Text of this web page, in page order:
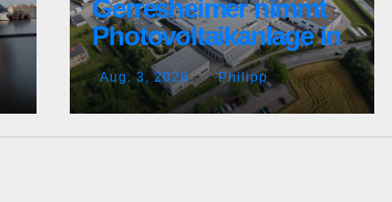
Gerresheimer nimmt
Photovoltaikanlage in
Betrieb
Aug. 3, 2026 Philipp